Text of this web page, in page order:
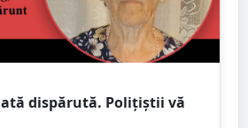
dispărută. Polițiștii vă